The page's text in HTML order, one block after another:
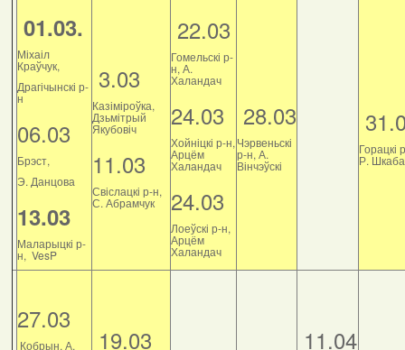
01.03.
Міхаіл
Краўчук,
Драгічынскі р-
н
06.03
Брэст,
Э. Данцова
13.03
Маларыцкі р-
н, VesP
3.03
Казіміроўка,
Дзьмітрый
Якубовіч
11.03
Свіслацкі р-н,
С. Абрамчук
22.03
Гомельскі р-
н, А.
Халандач
24.03
Хойніцкі р-н,
Арцём
Халандач
24.03
Лоеўскі р-н,
Арцём
Халандач
28.03
Чэрвеньскі
р-н, А.
Вінчэўскі
Горацкі
Р.
27.03
Кобрын, А. 19.03 11.04